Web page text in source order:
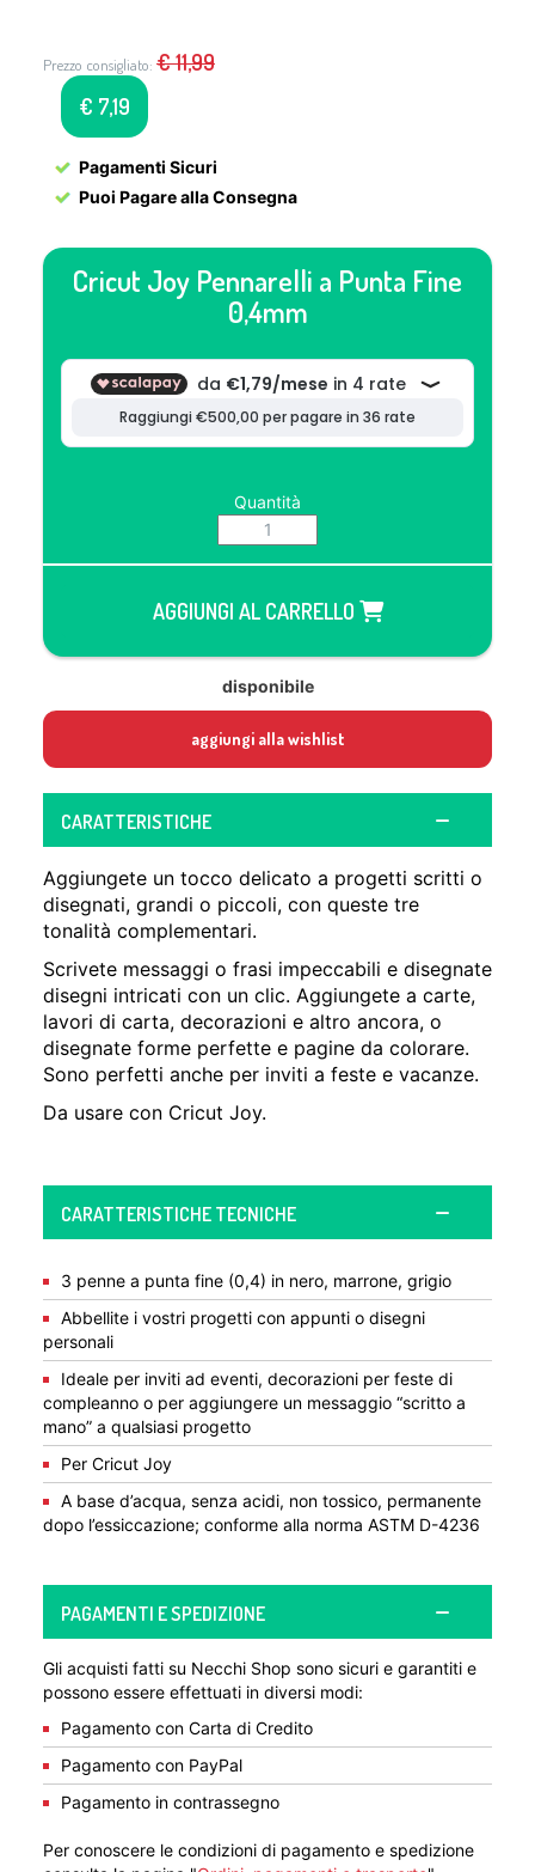
Prezzo consigliato: €11,99
€ 7,19
Pagamenti Sicuri
Puoi Pagare alla Consegna
Cricut Joy Pennarelli a Punta Fine
0,4mm
Quantità
AGGIUNGI AL CARRELLO
disponibile
aggiungi alla wishlist
CARATTERISTICHE
Aggiungete un tocco delicato a progetti scritti o
disegnati, grandi o piccoli, con queste tre
tonalità complementari.
Scrivete messaggi o frasi impeccabili e disegnate
disegni intricati con un clic. Aggiungete a carte,
lavori di carta, decorazioni e altro ancora, o
disegnate forme perfette e pagine da colorare.
Sono perfetti anche per inviti a feste e vacanze.
Da usare con Cricut Joy.
CARATTERISTICHE TECNICHE
3 penne a punta fine (0,4) in nero, marrone, grigio
Abbellite i vostri progetti con appunti o disegni
personali
Ideale per inviti ad eventi, decorazioni per feste di
compleanno o per aggiungere un messaggio “scritto a
mano” a qualsiasi progetto
Per Cricut Joy
A base d’acqua, senza acidi, non tossico, permanente
dopo l’essiccazione; conforme alla norma ASTM D-4236
PAGAMENTI E SPEDIZIONE
Gli acquisti fatti su Necchi Shop sono sicuri e garantiti e
possono essere effettuati in diversi modi:
Pagamento con Carta di Credito
Pagamento con PayPal
Pagamento in contrassegno
Per conoscere le condizioni di pagamento e spedizione